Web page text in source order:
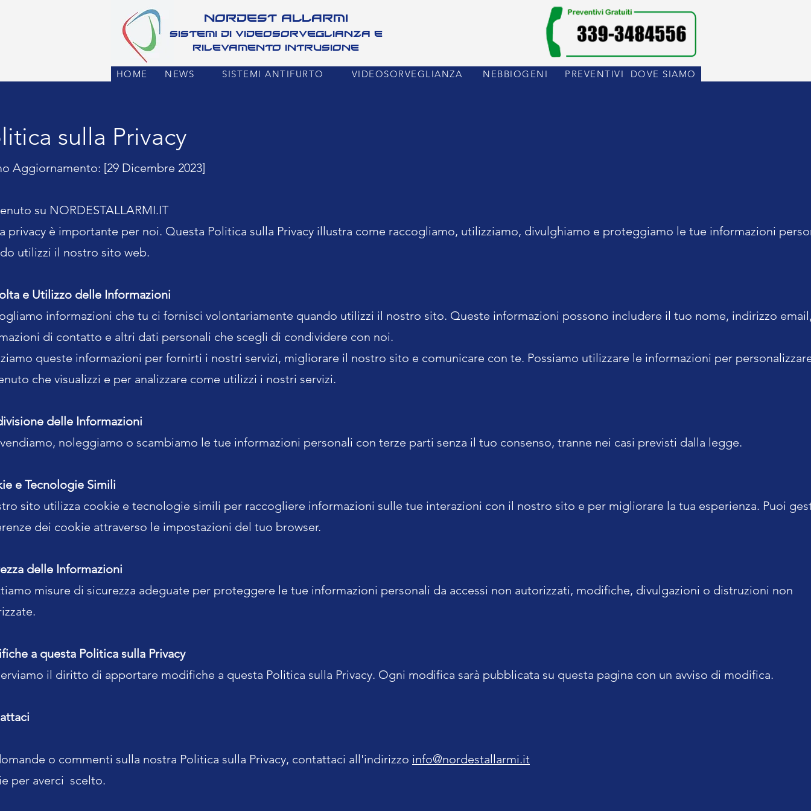
NORDEST ALLARMI
Sistemi di videosorveglianza e
rilevamento intrusione
HOME NEWS SISTEMI ANTIFURTO VIDEOSORVEGLIANZA NEBBIOGENI PREVENTIVI DOVE SIAMO
sulla Privacy
Aggiornamento: [29 Dicembre 2023]
su NORDESTALLARMI.IT
privacy è importante per noi. Questa Politica sulla Privacy illustra come raccogliamo, utilizziamo, divulghiamo e proteggiamo le tue informazioni
utilizzi il nostro sito web.
e Utilizzo delle Informazioni
informazioni che tu ci fornisci volontariamente quando utilizzi il nostro sito. Queste informazioni possono includere il tuo nome, indirizzo
di contatto e altri dati personali che scegli di condividere con noi.
queste informazioni per fornirti i nostri servizi, migliorare il nostro sito e comunicare con te. Possiamo utilizzare le informazioni per
che visualizzi e per analizzare come utilizzi i nostri servizi.
delle Informazioni
noleggiamo o scambiamo le tue informazioni personali con terze parti senza il tuo consenso, tranne nei casi previsti dalla legge.
e Tecnologie Simili
sito utilizza cookie e tecnologie simili per raccogliere informazioni sulle tue interazioni con il nostro sito e per migliorare la tua esperienza. Puoi
dei cookie attraverso le impostazioni del tuo browser.
delle Informazioni
misure di sicurezza adeguate per proteggere le tue informazioni personali da accessi non autorizzati, modifiche, divulgazioni o distruzioni non
a questa Politica sulla Privacy
il diritto di apportare modifiche a questa Politica sulla Privacy. Ogni modifica sarà pubblicata su questa pagina con un avviso di modifica.
o commenti sulla nostra Politica sulla Privacy, contattaci all'indirizzo info@nordestallarmi.it
per averci scelto.